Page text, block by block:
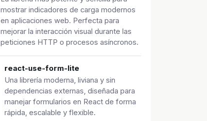
mostrar indicadores de carga modernos
en aplicaciones web. Perfecta para
mejorar la interacción visual durante las
peticiones HTTP o procesos asíncronos.
react-use-form-lite
Una librería moderna, liviana y sin
dependencias externas, diseñada para
manejar formularios en React de forma
rápida, escalable y flexible.